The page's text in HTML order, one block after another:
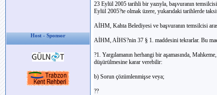
Host - Sponsor
23 Eylül 2005 tarihli bir yazıyla, başvuranın
Eylül 2005?te olmak üzere, yukarıdaki tarihlerde
AİHM, Kahta Belediyesi ve başvuranın temsilcisi
AİHM, AİHS?nin 37 § 1. maddesini tekrarlar. Bu
?1. Yargılamanın herhangi bir aşamasında,
düşürülmesine karar verebilir:
b) Sorun çözümlenmişse veya;
??